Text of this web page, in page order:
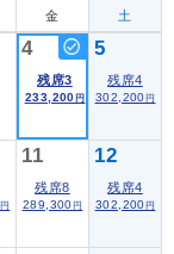
金 土
4
残席3
233,200 円
5
残席4
302,200 円
円
11
残席8
289,300 円
12
残席4
302,200 円